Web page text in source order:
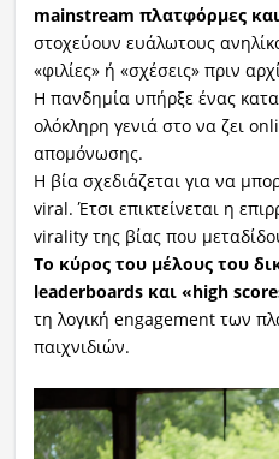
mainstream πλατφόρμες και
στοχεύουν ευάλωτους
«φιλίες» ή «σχέσεις» πριν
Η πανδημία υπήρξε ένας
ολόκληρη γενιά στο να ζει
απομόνωσης.
Η βία σχεδιάζεται για να
viral. Έτσι επικτείνεται η
virality της βίας που
Το κύρος του μέλους του
leaderboards και «high
τη λογική engagement των
παιχνιδιών.